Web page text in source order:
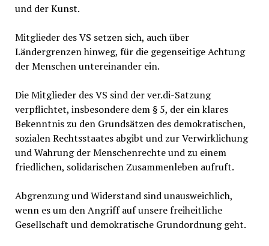
und der Kunst.
Mitglieder des VS setzen sich, auch über
Ländergrenzen hinweg, für die gegenseitige Achtung
der Menschen untereinander ein.
Die Mitglieder des VS sind der ver.di-Satzung
verpflichtet, insbesondere dem § 5, der ein klares
Bekenntnis zu den Grundsätzen des demokratischen,
sozialen Rechtsstaates abgibt und zur Verwirklichung
und Wahrung der Menschenrechte und zu einem
friedlichen, solidarischen Zusammenleben aufruft.
Abgrenzung und Widerstand sind unausweichlich,
wenn es um den Angriff auf unsere freiheitliche
Gesellschaft und demokratische Grundordnung geht.